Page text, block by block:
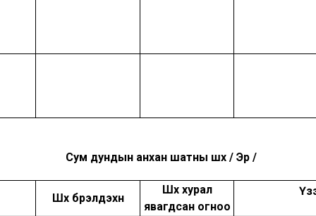
Сум дундын анхан шатны шүүх / Эрүү /
Шүүх бүрэлдэхүүн
Шүүх хурал
явагдсан огноо